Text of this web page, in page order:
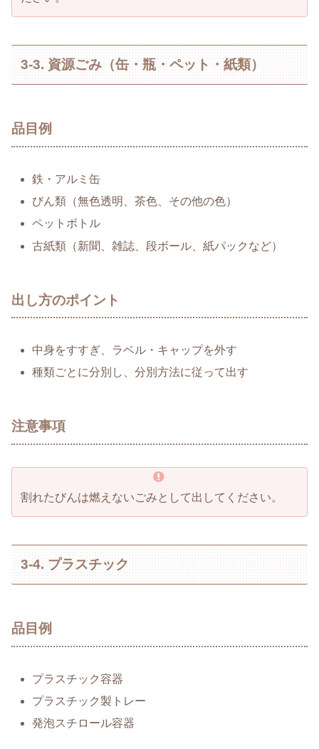
3-3. 資源ごみ（缶・瓶・ペット・紙類）
品目例
鉄・アルミ缶
びん類（無色透明、茶色、その他の色）
ペットボトル
古紙類（新聞、雑誌、段ボール、紙パックなど）
出し方のポイント
中身をすすぎ、ラベル・キャップを外す
種類ごとに分別し、分別方法に従って出す
注意事項
割れたびんは燃えないごみとして出してください。
3-4. プラスチック
品目例
プラスチック容器
プラスチック製トレー
発泡スチロール容器